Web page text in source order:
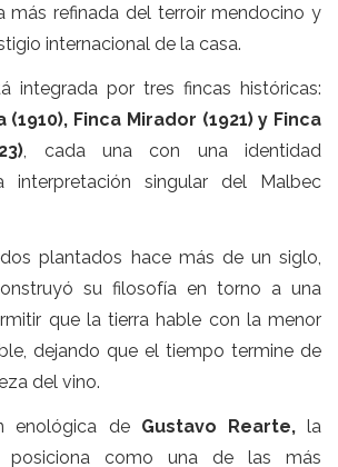
más refinada del terroir mendocino y
internacional de la casa.
integrada por tres fincas históricas:
(1910), Finca Mirador (1921) y Finca
, cada una con una identidad
interpretación singular del Malbec
plantados hace más de un siglo,
su filosofía en torno a una
que la tierra hable con la menor
dejando que el tiempo termine de
del vino.
enológica de Gustavo Rearte,la
posiciona como una de las más